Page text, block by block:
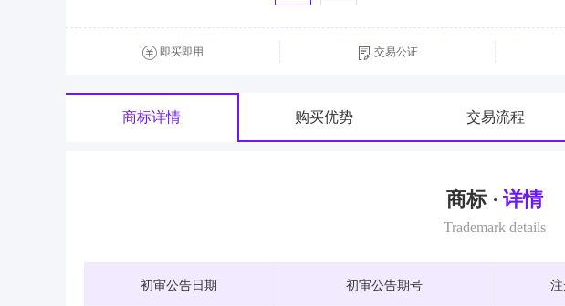
即买即用 交易公证
商标详情 购买优势 交易流程
商标 · 详情
Trademark details
初审公告日期 初审公告期号